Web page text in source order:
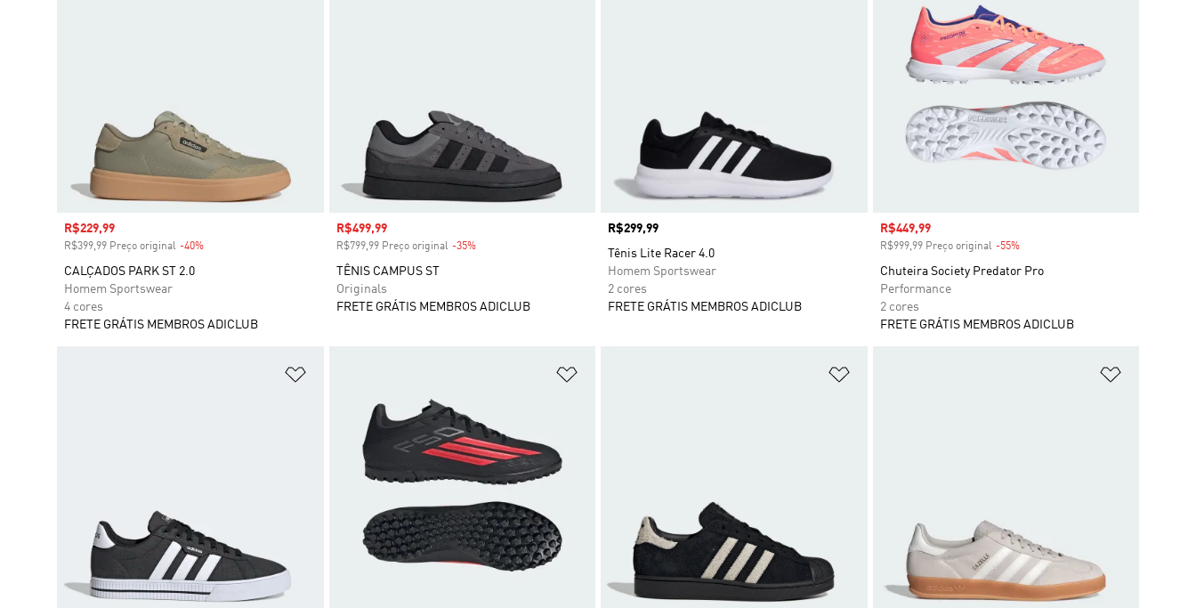
Preço com desconto
R$229,99
R$399,99 Preço original -40%
CALÇADOS PARK ST 2.0
Homem Sportswear
4 cores
FRETE GRÁTIS MEMBROS ADICLUB
Preço com desconto
R$499,99
R$799,99 Preço original -35%Desconto
TÊNIS CAMPUS ST
Originals
FRETE GRÁTIS MEMBROS ADICLUB
Preço
R$299,99
Tênis Lite Racer 4.0
Homem Sportswear
2 cores
FRETE GRÁTIS MEMBROS ADICLUB
Preço com desconto
R$449,99
R$999,99 Preço original -55%Desconto
Chuteira Society Predator Pro
Performance
2 cores
FRETE GRÁTIS MEMBROS ADICLUB